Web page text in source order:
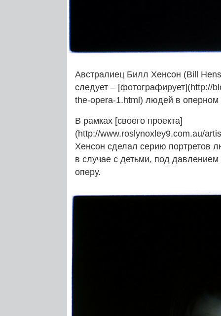
Австралиец Билл Хенсон (Bill
следует – [фотографирует](http://
the-opera‑1.html) людей в оперном
В рамках [своего проекта]
(http://www.roslynoxley9.com.au/
Хенсон сделал серию портретов
в случае с детьми, под
оперу.